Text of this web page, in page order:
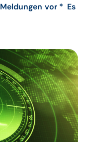
vor * Es